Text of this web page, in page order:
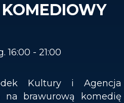
16:00 - 21:00
Kultury i Agencja
na brawurową komedię